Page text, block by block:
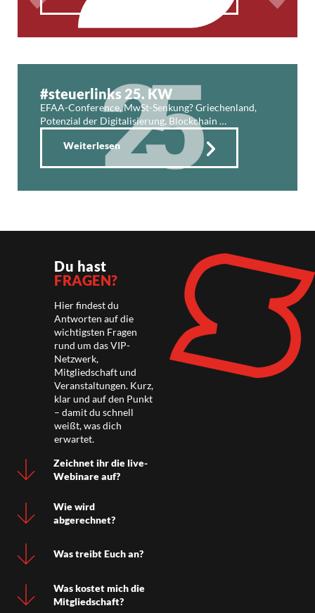
#steuerlinks 25. KW
EFAA-Conference, MwSt-Senkung? Griechenland,
Potenzial der Digitalisierung, Blockchain …
Weiterlesen
Du hast
FRAGEN?
Hier findest du
Antworten auf die
wichtigsten Fragen
rund um das VIP-
Netzwerk,
Mitgliedschaft und
Veranstaltungen. Kurz,
klar und auf den Punkt
– damit du schnell
weißt, was dich
erwartet.
Zeichnet ihr die live-
Webinare auf?
Wie wird
abgerechnet?
Was treibt Euch an?
Was kostet mich die
Mitgliedschaft?